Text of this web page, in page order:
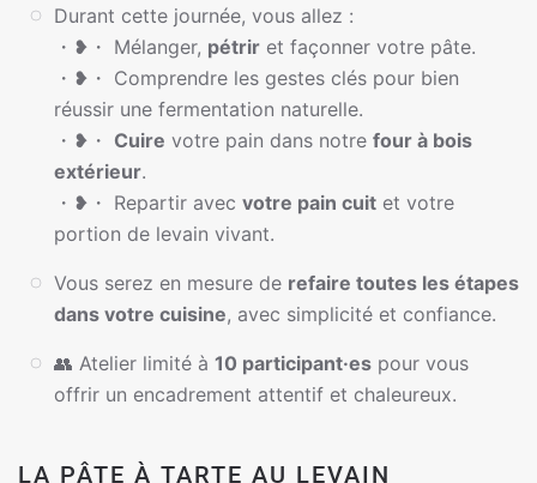
Durant cette journée, vous allez :
・❥・ Mélanger, pétrir et façonner votre pâte.
・❥・ Comprendre les gestes clés pour bien
réussir une fermentation naturelle.
・❥・ Cuire votre pain dans notre four à bois
extérieur.
・❥・ Repartir avec votre pain cuit et votre
portion de levain vivant.
Vous serez en mesure de refaire toutes les étapes
dans votre cuisine, avec simplicité et confiance.
👥 Atelier limité à 10 participant·es pour vous
offrir un encadrement attentif et chaleureux.
LA PÂTE À TARTE AU LEVAIN